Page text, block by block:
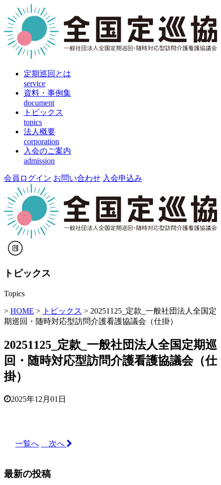
定期巡回とは
service
資料・事例集
document
トピックス
topics
法人概要
corporation
入会のご案内
admission
会員ログイン お問い合わせ 入会申込み
トピックス
Topics
> HOME > トピックス > 20251125_定款_一般社団法人全国定
期巡回・随時対応型訪問介護看護協議会（仕掛）
20251125_定款_一般社団法人全国定期巡
回・随時対応型訪問介護看護協議会（仕
掛）
2025年12月01日
一覧へ 次へ
最新の投稿